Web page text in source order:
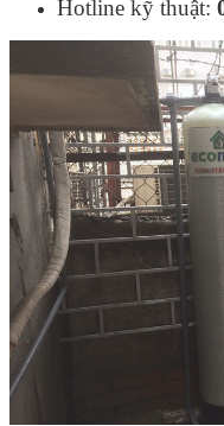
Hotline kỹ thuật: